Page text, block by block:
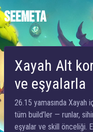
SEEMETA
Xayah Alt
ve eşyalarla
26.15 yamasında Xayah
tüm build’ler — runlar,
eşyalar ve skill önceliği.